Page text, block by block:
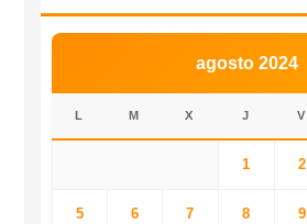
agosto 2024
L M X J V
1 2
5 6 7 8 9